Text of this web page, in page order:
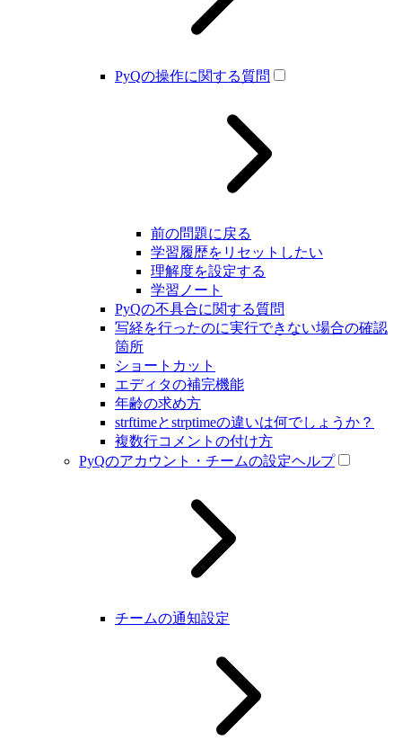
PyQの操作に関する質問
前の問題に戻る
学習履歴をリセットしたい
理解度を設定する
学習ノート
PyQの不具合に関する質問
写経を行ったのに実行できない場合の確認
箇所
ショートカット
エディタの補完機能
年齢の求め方
strftimeとstrptimeの違いは何でしょうか？
複数行コメントの付け方
PyQのアカウント・チームの設定ヘルプ
チームの通知設定